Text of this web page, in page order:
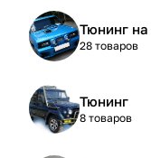
28 товаров
Тюнинг
8 товаров